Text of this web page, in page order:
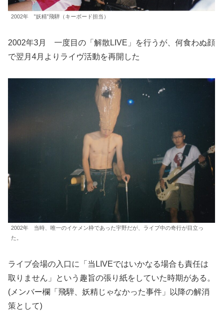
2002年 ”妖精”飛騨（キーボード担当）
2002年3月 一度目の「解散LIVE」を行うが、何食わぬ顔
で翌月4月よりライヴ活動を再開した
2002年 当時、唯一のイケメン枠であった宇野だが、ライブ中の奇行が目立っ
た。
ライブ会場の入口に「当LIVEではいかなる場合も責任は
取りません」という趣旨の張り紙をしていた時期がある。
(メンバー欄「飛騨、妖精じゃなかった事件」以降の解消
策として)